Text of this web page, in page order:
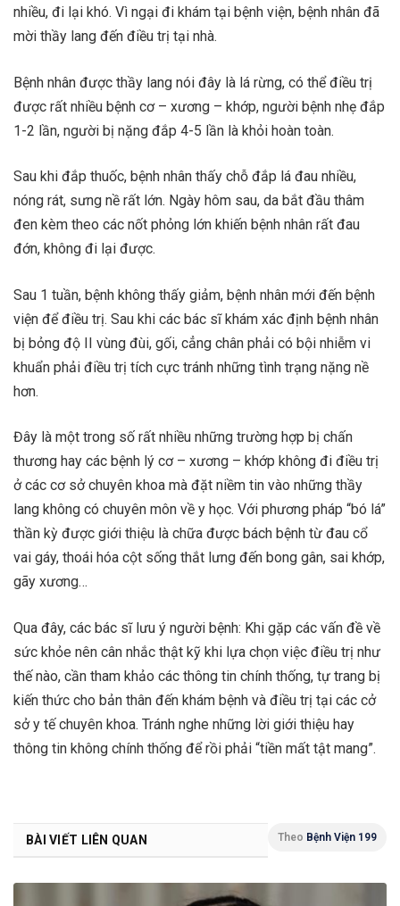
nhiều, đi lại khó. Vì ngại đi khám tại bệnh viện, bệnh nhân đã
mời thầy lang đến điều trị tại nhà.
Bệnh nhân được thầy lang nói đây là lá rừng, có thể điều trị
được rất nhiều bệnh cơ – xương – khớp, người bệnh nhẹ đắp
1-2 lần, người bị nặng đắp 4-5 lần là khỏi hoàn toàn.
Sau khi đắp thuốc, bệnh nhân thấy chỗ đắp lá đau nhiều,
nóng rát, sưng nề rất lớn. Ngày hôm sau, da bắt đầu thâm
đen kèm theo các nốt phỏng lớn khiến bệnh nhân rất đau
đớn, không đi lại được.
Sau 1 tuần, bệnh không thấy giảm, bệnh nhân mới đến bệnh
viện để điều trị. Sau khi các bác sĩ khám xác định bệnh nhân
bị bỏng độ II vùng đùi, gối, cẳng chân phải có bội nhiễm vi
khuẩn phải điều trị tích cực tránh những tình trạng nặng nề
hơn.
​Đây là một trong số rất nhiều những trường hợp bị chấn
thương hay các bệnh lý cơ – xương – khớp không đi điều trị
ở các cơ sở chuyên khoa mà đặt niềm tin vào những thầy
lang không có chuyên môn về y học. Với phương pháp “bó lá”
thần kỳ được giới thiệu là chữa được bách bệnh từ đau cổ
vai gáy, thoái hóa cột sống thắt lưng đến bong gân, sai khớp,
gãy xương…
Qua đây, các bác sĩ lưu ý người bệnh: Khi gặp các vấn đề về
sức khỏe nên cân nhắc thật kỹ khi lựa chọn việc điều trị như
thế nào, cần tham khảo các thông tin chính thống, tự trang bị
kiến thức cho bản thân đến khám bệnh và điều trị tại các cở
sở y tế chuyên khoa. Tránh nghe những lời giới thiệu hay
thông tin không chính thống để rồi phải “tiền mất tật mang”.
Theo Bệnh Viện 199
BÀI VIẾT LIÊN QUAN